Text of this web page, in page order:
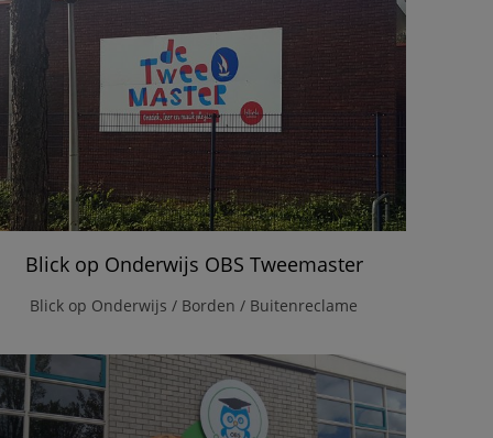
Blick op Onderwijs OBS Tweemaster
Blick op Onderwijs / Borden / Buitenreclame